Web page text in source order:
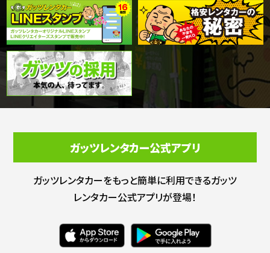
ガッツレンタカー公式アプリ
ガッツレンタカーをもっと簡単に利用できるガッツ
レンタカー公式アプリが登場！